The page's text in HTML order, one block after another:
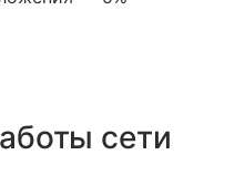
сети